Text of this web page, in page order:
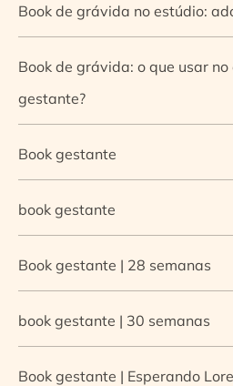
Book de grávida no estúdio:
Book de grávida: o que usar
gestante?
Book gestante
book gestante
Book gestante | 28 semanas
book gestante | 30 semanas
Book gestante | Esperando